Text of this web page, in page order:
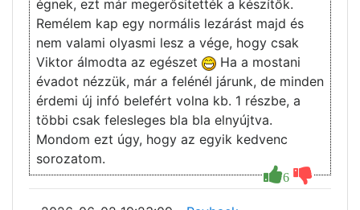
6
égnek, ezt már megerősítették a készítők.
Remélem kap egy normális lezárást majd és
nem valami olyasmi lesz a vége, hogy csak
Viktor álmodta az egészet
Ha a mostani
évadot nézzük, már a felénél járunk, de minden
érdemi új infó belefért volna kb. 1 részbe, a
többi csak felesleges bla bla elnyújtva.
Mondom ezt úgy, hogy az egyik kedvenc
sorozatom.